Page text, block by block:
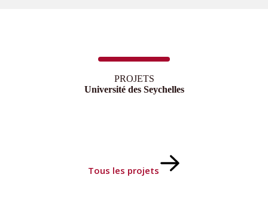
PROJETS
Université des Seychelles
Tous les projets